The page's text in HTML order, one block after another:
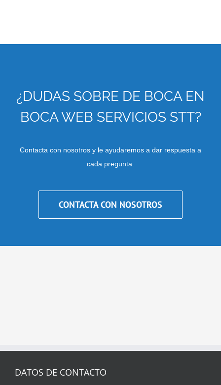
¿DUDAS SOBRE DE BOCA EN
BOCA WEB SERVICIOS STT?
Contacta con nosotros y le ayudaremos a dar respuesta a
cada pregunta.
CONTACTA CON NOSOTROS
DATOS DE CONTACTO